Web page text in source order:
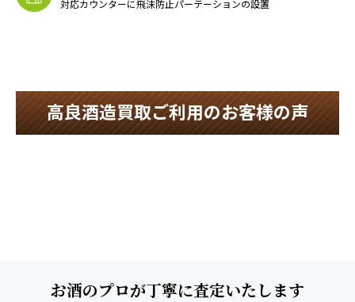
対応カウンターに飛沫防止パーテーションの設置
高良酒造買取ご利用のお客様の声
お酒のプロが丁寧に査定いたします